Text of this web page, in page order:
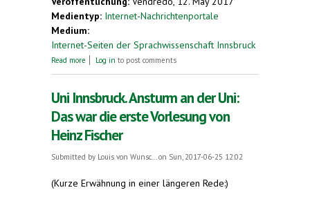
Medientyp: Internet-Nachrichtenportale
Medium:
Internet-Seiten der Sprachwissenschaft Innsbruck
Read more about Esperanto - virtuelle Ausstellung
Log in to post comments
Uni Innsbruck. Ansturm an der Uni:
Das war die erste Vorlesung von
Heinz Fischer
Submitted by Louis von Wunsc... on Sun, 2017-06-25 12:02
(Kurze Erwähnung in einer längeren Rede:)